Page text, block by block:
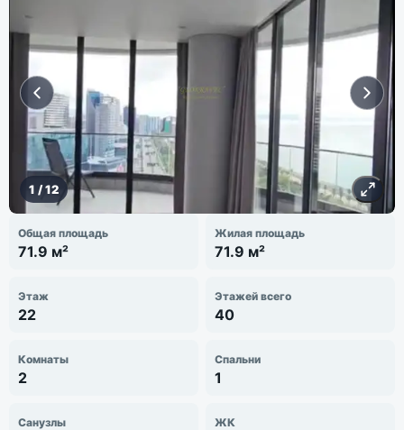
1 /12
Общая площадь
71.9 м²
Жилая площадь
71.9 м²
Этаж
22
Этажей всего
40
Комнаты
2
Спальни
1
Санузлы ЖК